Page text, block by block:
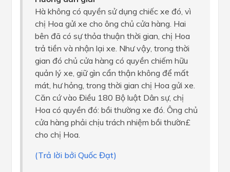
Hà không có quyền sử dụng chiếc xe đó, vì
chị Hoa gửi xe cho ông chủ cửa hàng. Hai
bên đã có sự thỏa thuận thời gian, chị Hoa
trả tiền và nhận lại xe. Như vậy, trong thời
gian đó chủ cửa hàng có quyền chiếm hữu
quản lý xe, giữ gìn cẩn thận không để mất
mát, hư hỏng, trong thời gian chị Hoa gửi xe.
Căn cứ vào Điều 180 Bộ luật Dân sự, chị
Hoa có quyền đó: bồi thường xe đó. Ông chủ
cửa hàng phải chịu trách nhiệm bồi thườn£
cho chị Hoa.
(Trả lời bởi Quốc Đạt)